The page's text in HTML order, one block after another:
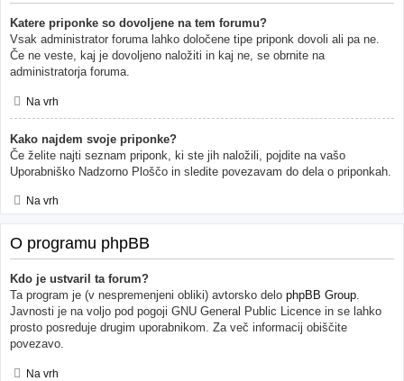
Katere priponke so dovoljene na tem forumu?
Vsak administrator foruma lahko določene tipe priponk dovoli ali pa ne.
Če ne veste, kaj je dovoljeno naložiti in kaj ne, se obrnite na
administratorja foruma.
Na vrh
Kako najdem svoje priponke?
Če želite najti seznam priponk, ki ste jih naložili, pojdite na vašo
Uporabniško Nadzorno Ploščo in sledite povezavam do dela o priponkah.
Na vrh
O programu phpBB
Kdo je ustvaril ta forum?
Ta program je (v nespremenjeni obliki) avtorsko delo phpBB Group.
Javnosti je na voljo pod pogoji GNU General Public Licence in se lahko
prosto posreduje drugim uporabnikom. Za več informacij obiščite
povezavo.
Na vrh